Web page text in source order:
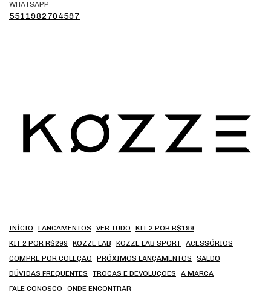
WHATSAPP
5511982704597
INÍCIO LANCAMENTOS VER TUDO
KIT 2 POR R$199
KIT 2 POR R$299
KOZZE LAB KOZZE LAB SPORT ACESSÓRIOS
COMPRE POR COLEÇÃO
PRÓXIMOS LANÇAMENTOS
SALDO
DÚVIDAS FREQUENTES
TROCAS E DEVOLUÇÕES
A MARCA
FALE CONOSCO
ONDE ENCONTRAR